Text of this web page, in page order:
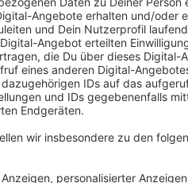
In diesem Jahr musste das
verwarnen. Im vergangenen Jahr
Jahr weiter rund 1.000
angekündigt, diese Sonder-
Anzeige